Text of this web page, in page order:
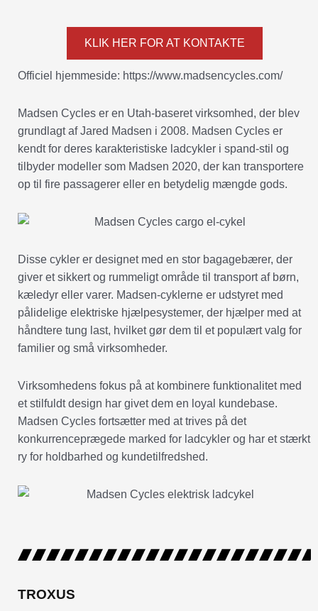
KLIK HER FOR AT KONTAKTE
Officiel hjemmeside: https://www.madsencycles.com/
Madsen Cycles er en Utah-baseret virksomhed, der blev
grundlagt af Jared Madsen i 2008. Madsen Cycles er
kendt for deres karakteristiske ladcykler i spand-stil og
tilbyder modeller som Madsen 2020, der kan transportere
op til fire passagerer eller en betydelig mængde gods.
Disse cykler er designet med en stor bagagebærer, der
giver et sikkert og rummeligt område til transport af børn,
kæledyr eller varer. Madsen-cyklerne er udstyret med
pålidelige elektriske hjælpesystemer, der hjælper med at
håndtere tung last, hvilket gør dem til et populært valg for
familier og små virksomheder.
Virksomhedens fokus på at kombinere funktionalitet med
et stilfuldt design har givet dem en loyal kundebase.
Madsen Cycles fortsætter med at trives på det
konkurrenceprægede marked for ladcykler og har et stærkt
ry for holdbarhed og kundetilfredshed.
TROXUS